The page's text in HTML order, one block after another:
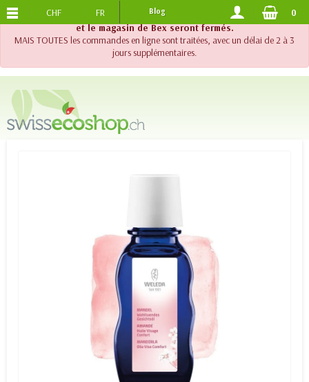
!! Important !! Jusqu'au 20 août 2026, le support téléphonique
et le magasin de Bex seront fermés.
MAIS TOUTES les commandes en ligne sont traitées, avec un délai de 2 à 3
jours supplémentaires.
PORTS OFFERTS DES 120.-
CHF FR Blog 0